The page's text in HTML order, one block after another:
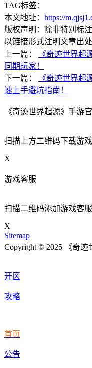
TAG标签：
本文地址： https://
版权声明：除非特别标
以链接形式注明文章出处
上一篇：
《奇迹世界起
同期玩家！
下一篇：
《奇迹世界起
速上手避坑指南！
《奇迹世界起源》手游
扫描上方二维码下载游戏
X
游戏客服
扫描二维码添加游戏客服
X
Sitemap
Copyright © 2025 《奇
开区
攻略
首页
公告